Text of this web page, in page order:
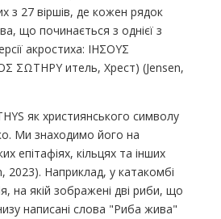
з 27 віршів, де кожен рядок
що починається з однієї з
акростиха: IHΣΟΥΣ
ΣΩΤΗΡΥ итель, Хрест) (Jensen,
як християнського символу
Ми знаходимо його на
епітафіях, кільцях та інших
2023). Наприклад, у катакомбі
на якій зображені дві риби, що
написані слова "Риба жива"